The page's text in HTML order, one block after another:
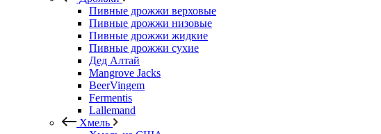
Пивные дрожжи верховые
Пивные дрожжи низовые
Пивные дрожжи жидкие
Пивные дрожжи сухие
Дед Алтай
Mangrove Jacks
BeerVingem
Fermentis
Lallemand
Хмель